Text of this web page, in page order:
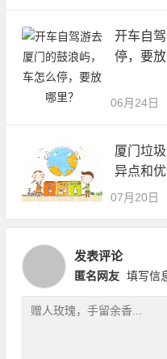
开车自
停，要放
06月24日
厦门垃
异点和优
07月20日
发表评论
匿名网友 填写信